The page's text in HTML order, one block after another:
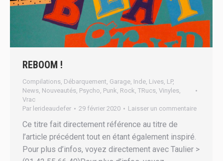
REBOOM !
Compilations, Débarquement, Garage, Inde, Lives, LP,
News, Nouveautés, Psycho, Punk, Rock, TRucs, Vinyles,
Vrac
Par lerideaudefer 29 février 2020 Laisser un commentaire
Ce titre fait directement référence au titre de
l’article précédent tout en étant également inspiré.
Pour plus d’infos, voyez directement avec Taulier >